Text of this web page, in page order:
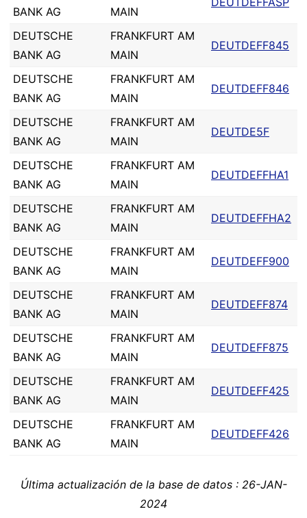
BANK AG MAIN
DEUTSCHE
BANK AG
FRANKFURT AM
MAIN
DEUTDEFF845
DEUTSCHE
BANK AG
FRANKFURT AM
MAIN
DEUTDEFF846
DEUTSCHE
BANK AG
FRANKFURT AM
MAIN
DEUTDE5F
DEUTSCHE
BANK AG
FRANKFURT AM
MAIN
DEUTDEFFHA1
DEUTSCHE
BANK AG
FRANKFURT AM
MAIN
DEUTDEFFHA2
DEUTSCHE
BANK AG
FRANKFURT AM
MAIN
DEUTDEFF900
DEUTSCHE
BANK AG
FRANKFURT AM
MAIN
DEUTDEFF874
DEUTSCHE
BANK AG
FRANKFURT AM
MAIN
DEUTDEFF875
DEUTSCHE
BANK AG
FRANKFURT AM
MAIN
DEUTDEFF425
DEUTSCHE
BANK AG
FRANKFURT AM
MAIN
DEUTDEFF426
Última actualización de la base de datos : 26-JAN-
2024